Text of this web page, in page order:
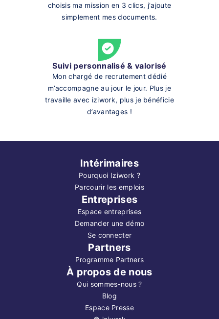
choisis ma mission en 3 clics, j'ajoute
simplement mes documents.
Suivi personnalisé & valorisé
Mon chargé de recrutement dédié
m’accompagne au jour le jour. Plus je
travaille avec iziwork, plus je bénéficie
d’avantages !
Intérimaires
Pourquoi Iziwork ?
Parcourir les emplois
Entreprises
Espace entreprises
Demander une démo
Se connecter
Partners
Programme Partners
À propos de nous
Qui sommes-nous ?
Blog
Espace Presse